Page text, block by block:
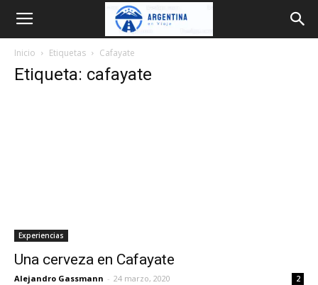
Argentina
Inicio Etiquetas Cafayate
Etiqueta: cafayate
Experiencias
Una cerveza en Cafayate
Alejandro Gassmann - 24 marzo, 2020 2